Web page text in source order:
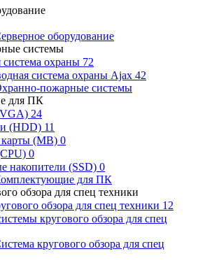
оборудование
системы
система охраны 72
система охраны Ajax 42
пожарные системы
для ПК
24
(HDD) 11
(MB) 0
0
накопители (SSD) 0
для ПК
обзора для спец техники
обзора для спец техники 12
кругового обзора для спец
кругового обзора для спец